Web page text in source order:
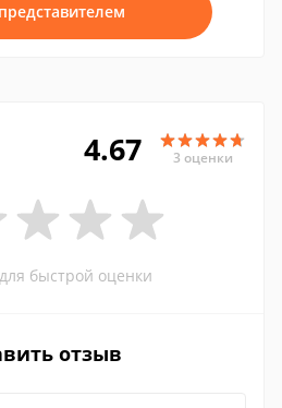
4.67 3 оценки
быстрой оценки
отзыв